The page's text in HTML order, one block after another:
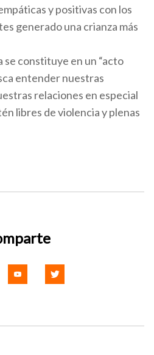
y positivas con los
generado una crianza más
se constituye en un “acto
entender nuestras
relaciones en especial
libres de violencia y plenas